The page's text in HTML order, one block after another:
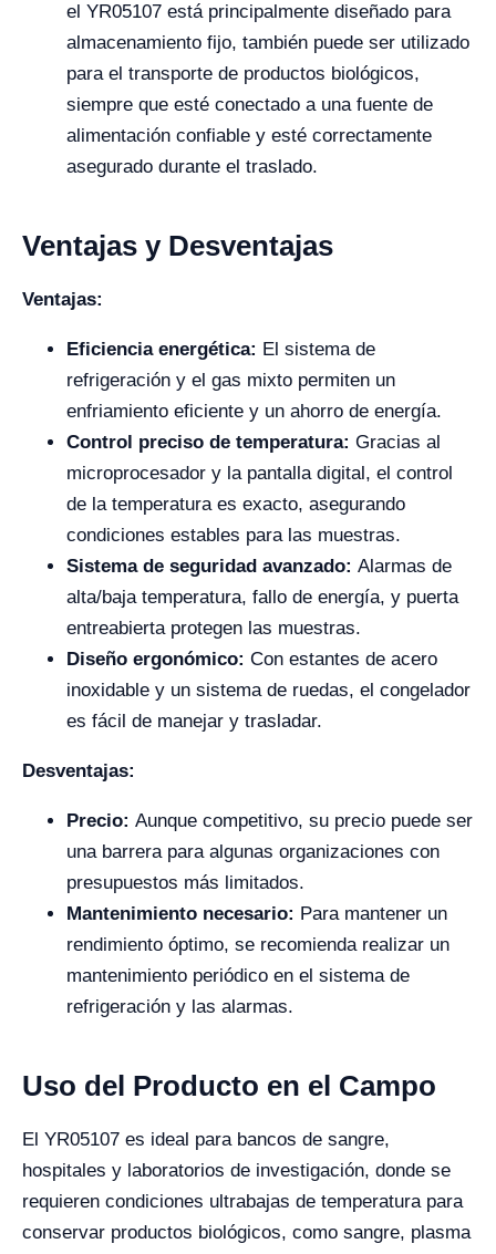
el YR05107 está principalmente diseñado para
almacenamiento fijo, también puede ser utilizado
para el transporte de productos biológicos,
siempre que esté conectado a una fuente de
alimentación confiable y esté correctamente
asegurado durante el traslado.
Ventajas y Desventajas
Ventajas:
Eficiencia energética: El sistema de
refrigeración y el gas mixto permiten un
enfriamiento eficiente y un ahorro de energía.
Control preciso de temperatura: Gracias al
microprocesador y la pantalla digital, el control
de la temperatura es exacto, asegurando
condiciones estables para las muestras.
Sistema de seguridad avanzado: Alarmas de
alta/baja temperatura, fallo de energía, y puerta
entreabierta protegen las muestras.
Diseño ergonómico: Con estantes de acero
inoxidable y un sistema de ruedas, el congelador
es fácil de manejar y trasladar.
Desventajas:
Precio: Aunque competitivo, su precio puede ser
una barrera para algunas organizaciones con
presupuestos más limitados.
Mantenimiento necesario: Para mantener un
rendimiento óptimo, se recomienda realizar un
mantenimiento periódico en el sistema de
refrigeración y las alarmas.
Uso del Producto en el Campo
El YR05107 es ideal para bancos de sangre,
hospitales y laboratorios de investigación, donde se
requieren condiciones ultrabajas de temperatura para
conservar productos biológicos, como sangre, plasma